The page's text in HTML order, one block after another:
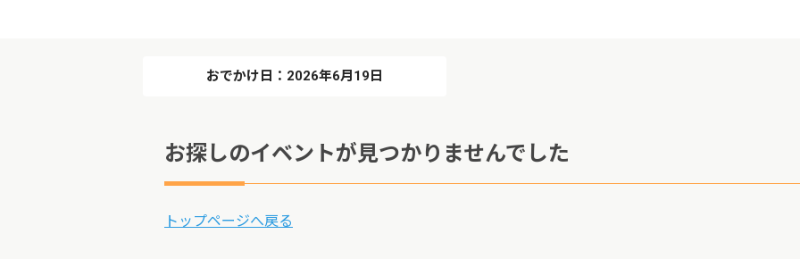
おでかけ日：2026年6月19日
お探しのイベントが見つかりませんでした
トップページへ戻る